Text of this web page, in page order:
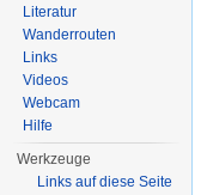
Literatur
Wanderrouten
Links
Videos
Webcam
Hilfe
Werkzeuge
Links auf diese Seite